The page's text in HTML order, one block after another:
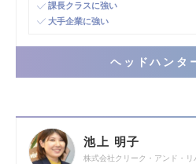
課長クラスに強い
大手企業に強い
ヘッドハンタ
池上 明子
株式会社クリーク・アンド・リ